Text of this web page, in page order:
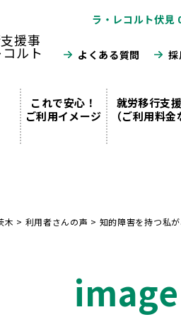
ラ・レコルト伏
よくある質問 採
これで安心！
ご利用イメージ
就労移行支
（ご利用料金
木 > 利用者さんの声 > 知的障害を持つ私
image